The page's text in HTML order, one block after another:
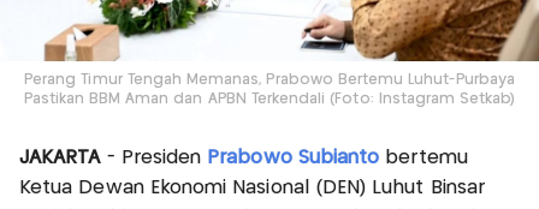
Perang Timur Tengah Memanas, Prabowo Bertemu Luhut-Purbaya
Pastikan BBM Aman dan APBN Terkendali (Foto: Instagram Setkab)
JAKARTA - Presiden Prabowo Subianto bertemu
Ketua Dewan Ekonomi Nasional (DEN) Luhut Binsar